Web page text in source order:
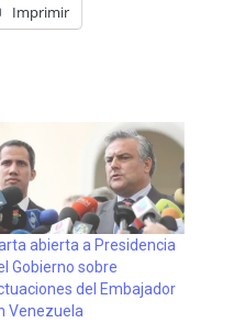
Imprimir
abierta a Presidencia
Gobierno sobre
del Embajador
Venezuela